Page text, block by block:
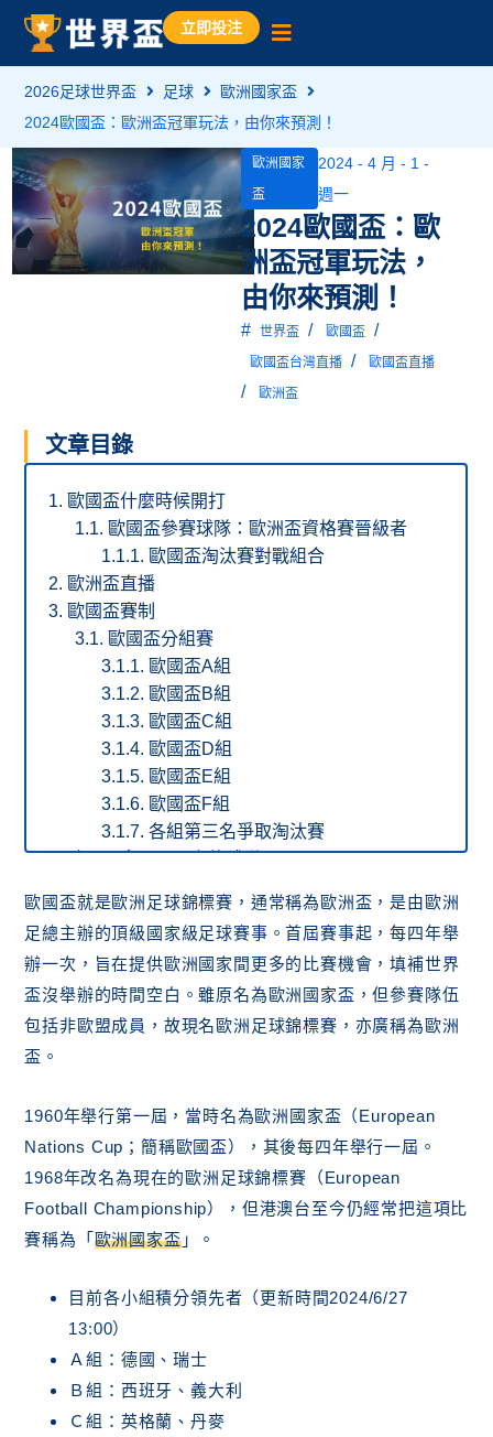
立即投注
2026足球世界盃 足球
歐洲國家盃
2024歐國盃：歐洲盃冠軍玩法，由你來預測！
歐洲國家
盃
2024 - 4 月 - 1 -
週一
2024歐國盃：歐
洲盃冠軍玩法，
由你來預測！
# 世界盃 / 歐國盃 /
歐國盃台灣直播 / 歐國盃直播
/ 歐洲盃
文章目錄
歐國盃什麼時候開打
歐國盃參賽球隊：歐洲盃資格賽晉級者
歐國盃淘汰賽對戰組合
歐洲盃直播
歐國盃賽制
歐國盃分組賽
歐國盃A組
歐國盃B組
歐國盃C組
歐國盃D組
歐國盃E組
歐國盃F組
各組第三名爭取淘汰賽
歐國盃拿冠軍最多的球隊
2024歐國盃開賽前冠軍賠率
2024歐國盃開賽前分組第一名賠率
歐洲盃A組第一名賠率表（已結束）
歐洲盃B組第一名賠率表（已結束）
歐洲盃C組第一名賠率表（已結束）
歐洲盃F組第一名賠率表（已結束）
歐國盃就是歐洲足球錦標賽，通常稱為歐洲盃，是由歐洲
足總主辦的頂級國家級足球賽事。首屆賽事起，每四年舉
辦一次，旨在提供歐洲國家間更多的比賽機會，填補世界
盃沒舉辦的時間空白。雖原名為歐洲國家盃，但參賽隊伍
包括非歐盟成員，故現名歐洲足球錦標賽，亦廣稱為歐洲
盃。
1960年舉行第一屆，當時名為歐洲國家盃（European
Nations Cup；簡稱歐國盃），其後每四年舉行一屆。
1968年改名為現在的歐洲足球錦標賽（European
Football Championship），但港澳台至今仍經常把這項比
賽稱為「 歐洲國家盃」。
目前各小組積分領先者（更新時間2024/6/27
13:00）
Ａ組：德國、瑞士
Ｂ組：西班牙、義大利
Ｃ組：英格蘭、丹麥